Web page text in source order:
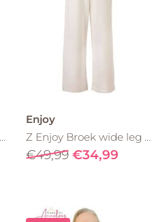
Enjoy
Z Enjoy Broek wide leg 183698 Ecru
€49,99 €34,99